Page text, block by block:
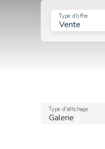
Vente
Type d'offre
Galerie
Type d'affichage